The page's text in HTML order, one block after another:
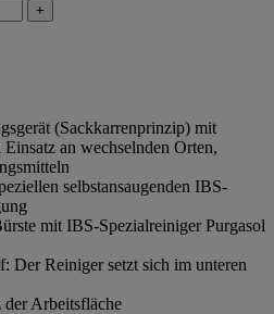
+
(Sackkarrenprinzip) mit
an wechselnden Orten,
selbstansaugenden IBS-
mit IBS-Spezialreiniger Purgasol
Der Reiniger setzt sich im unteren
Arbeitsfläche